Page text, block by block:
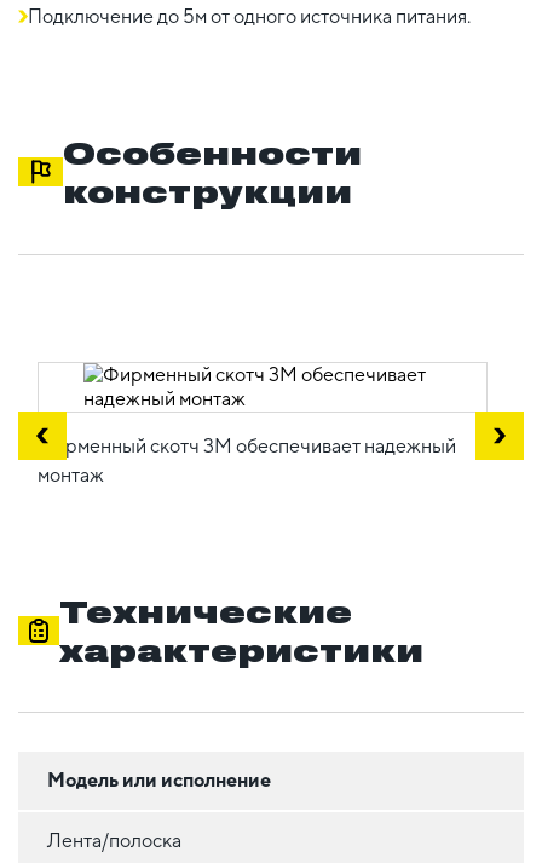
Подключение до 5м от одного источника питания.
Особенности
конструкции
Фирменный скотч 3М обеспечивает надежный
монтаж
Технические
характеристики
Модель или исполнение
Лента/полоска